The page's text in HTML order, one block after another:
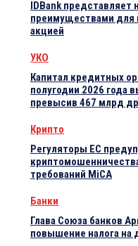
IDBank представляет
преимуществами для
акцией
УКО
Капитал кредитных
полугодии 2026 года
превысив 467 млрд
Крипто
Регуляторы ЕС
требований MiCA
Банки
Глава Союза банков
повышение налога на